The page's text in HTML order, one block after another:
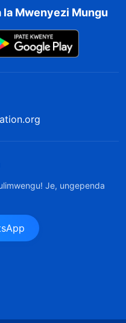
la Mwenyezi Mungu
Je, ungependa